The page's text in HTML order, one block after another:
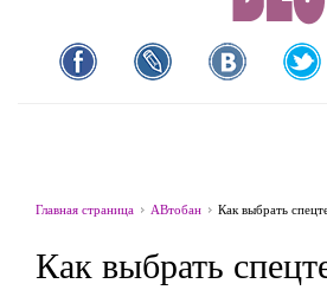
Главная страница АВтобан Как выбрать
Как выбрать